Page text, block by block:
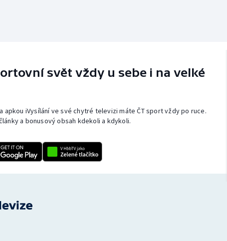
svět vždy u sebe i na velké
apkou iVysílání ve své chytré televizi máte ČT sport vždy po ruce.
a bonusový obsah kdekoli a kdykoli.